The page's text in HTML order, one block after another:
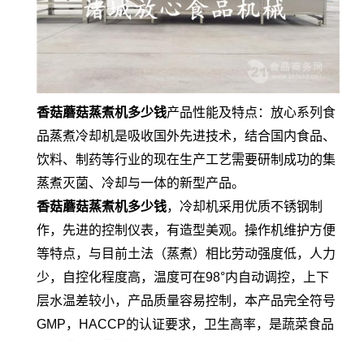
香菇蘑菇蒸煮机多少钱产品性能及特点：放心系列食
品蒸煮冷却机是吸收国外先进技术，结合国内食品、
饮料、制药等行业的现在生产工艺需要研制成功的集
蒸煮灭菌、冷却与一体的新型产品。
香菇蘑菇蒸煮机多少钱，冷却机采用优质不锈钢制
作，先进的控制仪表，有造型美观。操作机维护方便
等特点，与目前土法（蒸煮）相比劳动强度低，人力
少，自控化程度高，温度可在98°内自动调控，上下
层水温差较小，产品质量容易控制，本产品完全符号
GMP，HACCP的认证要求，卫生高率，是蔬菜食品